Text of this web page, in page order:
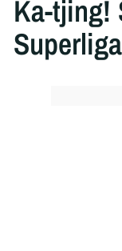
Ka-tjing!